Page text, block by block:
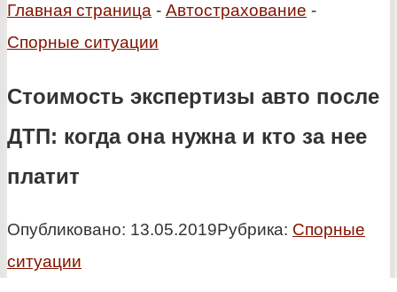
Главная страница - Автострахование -
Спорные ситуации
Стоимость экспертизы авто после
ДТП: когда она нужна и кто за нее
платит
Опубликовано: 13.05.2019Рубрика: Спорные
ситуации